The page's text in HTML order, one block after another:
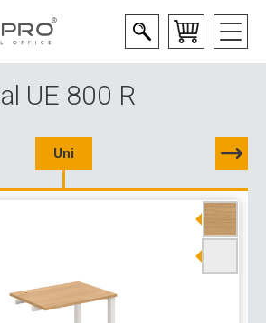
UE 800 R
Uni